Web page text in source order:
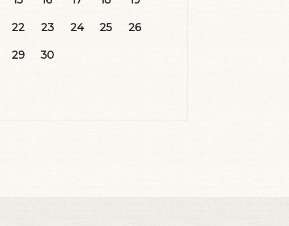
22 23 24 25 26
29 30